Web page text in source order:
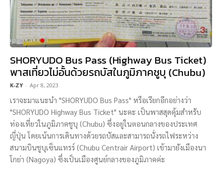
SHORYUDO Bus Pass (Highway Bus Ticket)
พาสเที่ยวไม่อั้นด้วยรถบัสในภูมิภาคชูบุ (Chubu)
K-ZY - Apr 8, 2023
เราจะมาแนะนำ "SHORYUDO Bus Pass" หรือเรียกอีกอย่างว่า
"SHORYUDO Highway Bus Ticket" นะคะ เป็นพาสสุดคุ้มสำหรับ
ท่องเที่ยวในภูมิภาคชูบุ (Chubu) ซึ่งอยู่ในตอนกลางของประเทศ
ญี่ปุ่น โดยเน้นการเดินทางด้วยรถบัสและสามารถนั่งรถไฟระหว่าง
สนามบินชูบุเซ็นแทรร์ (Chubu Centrair Airport) เข้ามายังเมืองนา
โกย่า (Nagoya) ซึ่งเป็นเมืองศูนย์กลางของภูมิภาคค่ะ